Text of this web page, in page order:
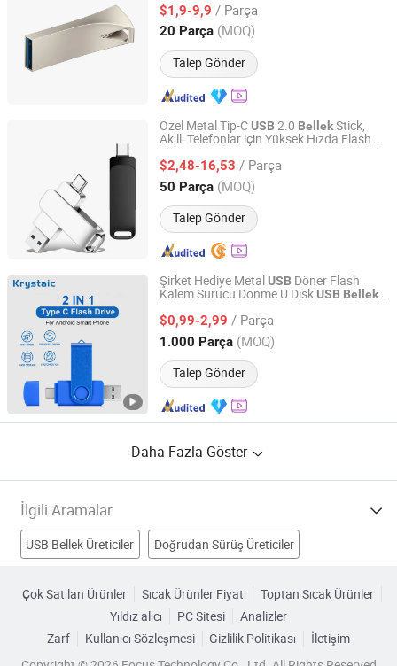
$1,9-9,9 / Parça
20 Parça (MOQ)
Talep Gönder
Guangdong, China Fiyat 2009
Özel Metal Tip-CUSB2.0 BellekStick,
Akıllı Telefonlar için Yüksek Hızda Flash
$2,48-16,53 / Parça
50 Parça (MOQ)
Talep Gönder
SHENZHEN BELXIN TECHNOLOGY CO., LTD
Guangdong, China Fiyat 2019
Şirket Hediye MetalUSB Döner Flash
Kalem Sürücü Dönme U DiskUSB Bellek
Bilgisayar
$0,99-2,99 / Parça
1.000 Parça (MOQ)
Talep Gönder
Cenlak Technology Co., Ltd.
Zhejiang, China Fiyat 2024
Daha Fazla Göster
İlgili Aramalar
USB Bellek Üreticiler Doğrudan Sürüş Üreticiler
USB Bellek Diski Fabrikalar Usb Bellek Sürücüsü Fabrikalar
Çok Satılan Ürünler Sıcak Ürünler Fiyatı
Toptan Sıcak Ürünler
Yıldız alıcı
PC Sitesi
Analizler
Zarf
Kullanıcı Sözleşmesi Gizlilik Politikası
İletişim